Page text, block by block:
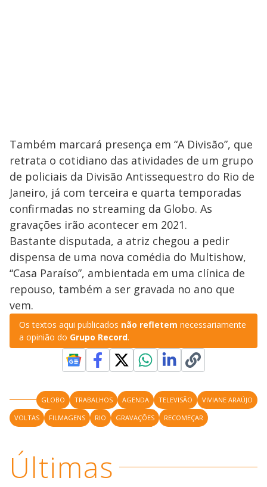
Também marcará presença em “A Divisão”, que
retrata o cotidiano das atividades de um grupo
de policiais da Divisão Antissequestro do Rio de
Janeiro, já com terceira e quarta temporadas
confirmadas no streaming da Globo. As
gravações irão acontecer em 2021.
Bastante disputada, a atriz chegou a pedir
dispensa de uma nova comédia do Multishow,
“Casa Paraíso”, ambientada em uma clínica de
repouso, também a ser gravada no ano que
vem.
Os textos aqui publicados não refletem necessariamente
a opinião do Grupo Record.
GLOBO TRABALHOS AGENDA TELEVISÃO
VIVIANE ARAÚJO
VOLTAS
FILMAGENS RIO GRAVAÇÕES RECOMEÇAR
Últimas